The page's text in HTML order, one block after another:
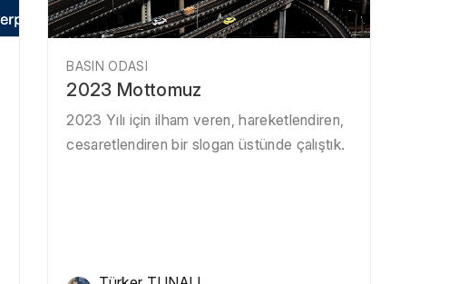
BASIN ODASI
2023 Mottomuz
2023 Yılı için ilham veren, hareketlendiren,
cesaretlendiren bir slogan üstünde çalıştık.